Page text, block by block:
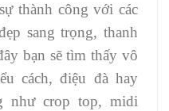
thành công với các
sang trọng, thanh
bạn sẽ tìm thấy vô
cách, điệu đà hay
như crop top, midi